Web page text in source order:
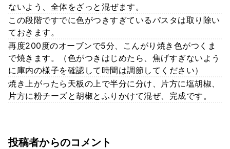
ないよう、全体をざっと混ぜます。
この段階ですでに色がつきすぎているパスタは取り除い
ておきます。
再度200度のオーブンで5分、こんがり焼き色がつくま
で焼きます。（色がつきはじめたら、焦げすぎないよう
に庫内の様子を確認して時間は調節してください）
焼き上がったら天板の上で半分に分け、片方に塩胡椒、
片方に粉チーズと胡椒とふりかけて混ぜ、完成です。
投稿者からのコメント